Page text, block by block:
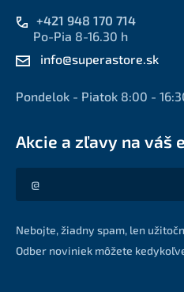
+421 948 170 714
Po-Pia 8-16.30 h
info@superastore.sk
Pondelok - Piatok 8:00 -
Akcie a zľavy na váš
Akcie a zľavy na váš e-mail z
Nebojte, žiadny spam, len
Odber noviniek môžete